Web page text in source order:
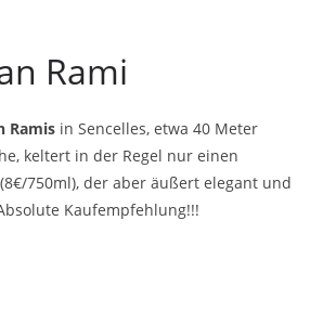
Rami
Ramis in Sencelles, etwa 40 Meter
keltert in der Regel nur einen
750ml), der aber äußert elegant und
Kaufempfehlung!!!